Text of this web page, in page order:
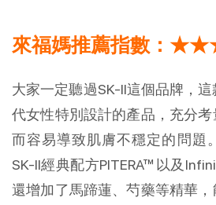
來福媽推薦指數：
大家一定聽過SK-II這個品牌，
代女性特別設計的產品，充分
而容易導致肌膚不穩定的問題
SK-II經典配方PITERA™以及
還增加了馬蹄蓮、芍藥等精華